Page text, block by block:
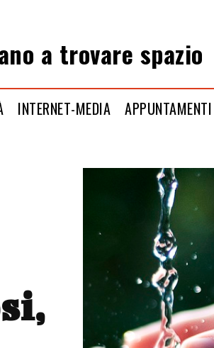
a trovare spazio
INTERNET-MEDIA APPUNTAMENTI